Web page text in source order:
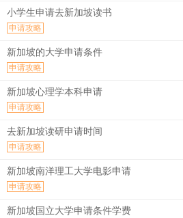
小学生申请去新加坡读书
申请攻略
新加坡的大学申请条件
申请攻略
新加坡心理学本科申请
申请攻略
去新加坡读研申请时间
申请攻略
新加坡南洋理工大学电影申请
申请攻略
新加坡国立大学申请条件学费